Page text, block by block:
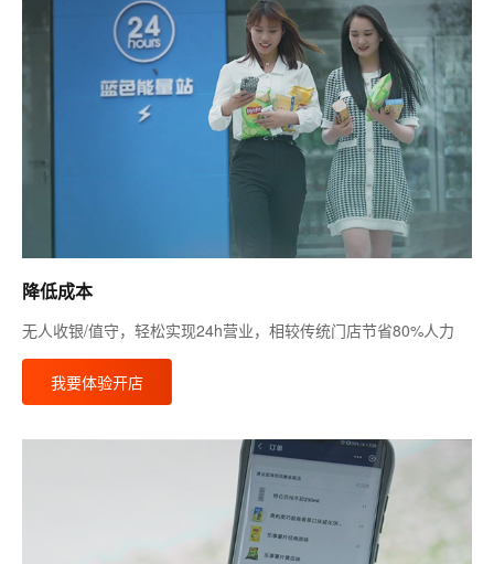
降低成本
无人收银/值守，轻松实现24h营业，相较传统门店节省80%人力
我要体验开店